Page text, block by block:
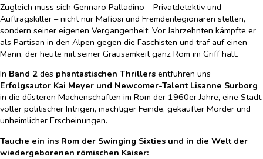
Zugleich muss sich Gennaro Palladino – Privatdetektiv und
Auftragskiller – nicht nur Mafiosi und Fremdenlegionären stellen,
sondern seiner eigenen Vergangenheit. Vor Jahrzehnten kämpfte er
als Partisan in den Alpen gegen die Faschisten und traf auf einen
Mann, der heute mit seiner Grausamkeit ganz Rom im Griff hält.
In Band 2 des phantastischen Thrillers entführen uns
Erfolgsautor Kai Meyer und Newcomer-Talent Lisanne Surborg
in die düsteren Machenschaften im Rom der 1960er Jahre, eine Stadt
voller politischer Intrigen, mächtiger Feinde, gekaufter Mörder und
unheimlicher Erscheinungen.
Tauche ein ins Rom der Swinging Sixties und in die Welt der
wiedergeborenen römischen Kaiser: